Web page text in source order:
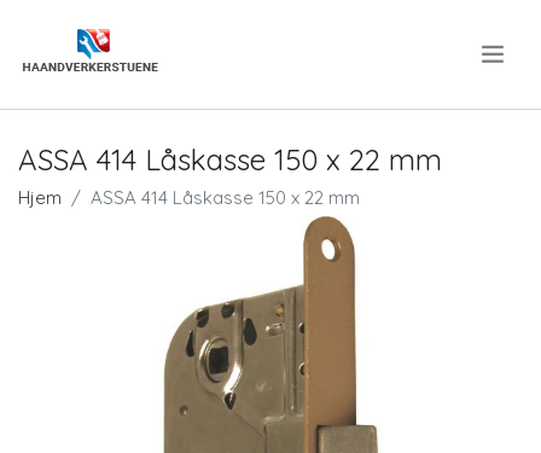
ASSA 414 Låskasse 150 x 22 mm
Hjem ASSA 414 Låskasse 150 x 22 mm